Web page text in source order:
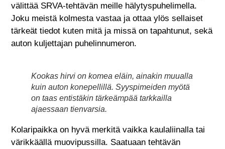
välittää SRVA-tehtävän meille hälytyspuhelimella.
Joku meistä kolmesta vastaa ja ottaa ylös sellaiset
tärkeät tiedot kuten mitä ja missä on tapahtunut, sekä
auton kuljettajan puhelinnumeron.
Kookas hirvi on komea eläin, ainakin muualla
kuin auton konepellillä. Syyspimeiden myötä
on taas entistäkin tärkeämpää tarkkailla
ajaessaan tienvarsia.
Kolaripaikka on hyvä merkitä vaikka kaulaliinalla tai
värikkäällä muovipussilla. Saatuaan tehtävän